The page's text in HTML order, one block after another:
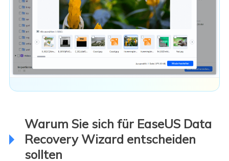
Warum Sie sich für EaseUS Data
Recovery Wizard entscheiden
sollten